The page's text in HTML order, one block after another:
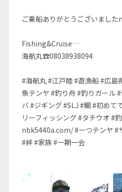
ご乗船ありがとうございまし
Fishing&Cruise…
海航丸☎08038938094
#海航丸 #江戸睦 #遊漁船 #広島
魚テンヤ #釣り舟 #釣りガール
バ #ジギング #SLJ #鯛 #初めて
リーフィッシング #タチウオ
nbk5440a.com/ #一つテンヤ #
#絆 #家族 #一期一会